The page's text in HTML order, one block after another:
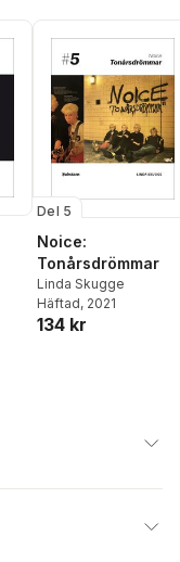
Del 5
Noice:
Tonårsdrömmar
Linda Skugge
Häftad, 2021
134 kr